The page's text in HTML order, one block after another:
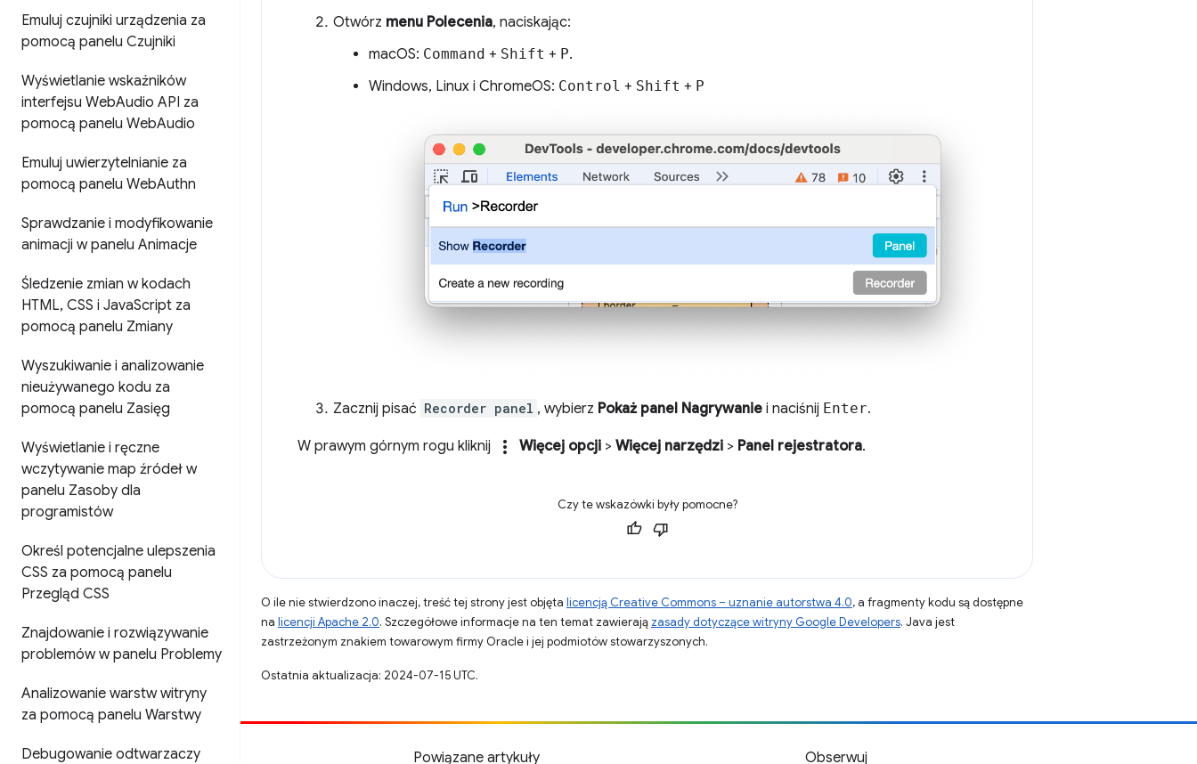
Emuluj czujniki urządzenia za
pomocą panelu Czujniki
Wyświetlanie wskaźników
interfejsu WebAudio API za
pomocą panelu WebAudio
Emuluj uwierzytelnianie za
pomocą panelu WebAuthn
Sprawdzanie i modyfikowanie
animacji w panelu Animacje
Śledzenie zmian w kodach
HTML, CSS i JavaScript za
pomocą panelu Zmiany
Wyszukiwanie i analizowanie
nieużywanego kodu za
pomocą panelu Zasięg
Wyświetlanie i ręczne
wczytywanie map źródeł w
panelu Zasoby dla
programistów
Określ potencjalne ulepszenia
CSS za pomocą panelu
Przegląd CSS
Znajdowanie i rozwiązywanie
problemów w panelu Problemy
Analizowanie warstw witryny
za pomocą panelu Warstwy
Debugowanie odtwarzaczy
Otwórz menu Polecenia, naciskając:
macOS: Command + Shift + P.
Windows, Linux i ChromeOS: Control + Shift + P
Zacznij pisać Recorder panel , wybierz Pokaż panel Nagrywanie i naciśnij Enter.
W prawym górnym rogu kliknij more_vert Więcej opcji > Więcej narzędzi > Panel rejestratora.
Czy te wskazówki były pomocne?
O ile nie stwierdzono inaczej, treść tej strony jest objęta licencją Creative Commons – uznanie autorstwa 4.0, a fragmenty kodu są dostępne
na licencji Apache 2.0. Szczegółowe informacje na ten temat zawierają zasady dotyczące witryny Google Developers. Java jest
zastrzeżonym znakiem towarowym firmy Oracle i jej podmiotów stowarzyszonych.
Ostatnia aktualizacja: 2024-07-15 UTC.
Opublikuj coś Powiązane artykuły Obserwuj